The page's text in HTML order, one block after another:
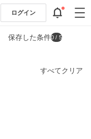
ログイン
保存した条件0 / 5
すべてクリア